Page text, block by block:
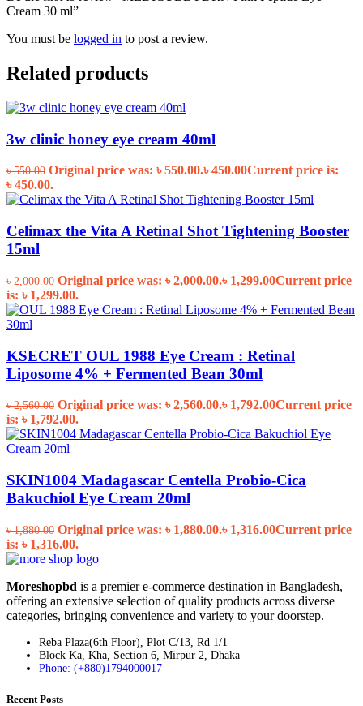
Cream 30 ml”
You must be logged in to post a review.
Related products
3w clinic honey eye cream 40ml
৳550.00 Original price was: ৳ 550.00.৳450.00Current price is:
৳ 450.00.
Celimax the Vita A Retinal Shot Tightening Booster
15ml
৳2,000.00 Original price was: ৳ 2,000.00.৳ 1,299.00Current price
is: ৳ 1,299.00.
KSECRET OUL 1988 Eye Cream : Retinal
Liposome 4% + Fermented Bean 30ml
৳2,560.00 Original price was: ৳ 2,560.00.৳ 1,792.00Current price
is: ৳ 1,792.00.
SKIN1004 Madagascar Centella Probio-Cica
Bakuchiol Eye Cream 20ml
৳1,880.00 Original price was: ৳ 1,880.00.৳ 1,316.00Current price
is: ৳ 1,316.00.
Moreshopbd is a premier e-commerce destination in Bangladesh,
offering an extensive selection of quality products across diverse
categories, bringing convenience and variety to your doorstep.
Reba Plaza(6th Floor), Plot C/13, Rd 1/1
Block Ka, Kha, Section 6, Mirpur 2, Dhaka
Phone: (+880)1794000017
Recent Posts